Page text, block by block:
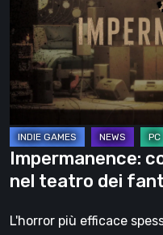
santuario
nel
teatro
dei
fantasmi
Impermanence:
nel teatro dei
L'horror più efficace